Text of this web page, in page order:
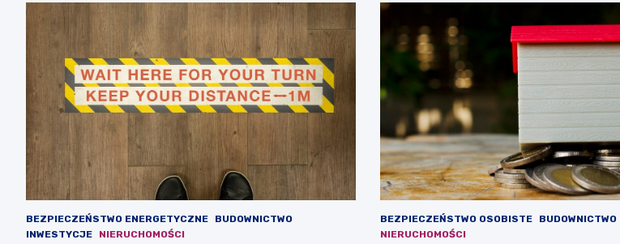
BEZPIECZEŃSTWO ENERGETYCZNE
BUDOWNICTWO
INWESTYCJE
NIERUCHOMOŚCI
BEZPIECZEŃSTWO OSOBISTE BUDOWNICTWO
NIERUCHOMOŚCI